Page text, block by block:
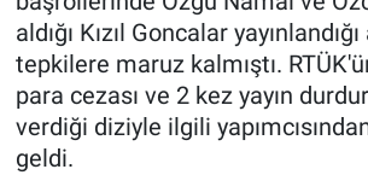
aldığı Kızıl Goncalar
tepkilere maruz kalmıştı.
para cezası ve 2 kez yayın
verdiği diziyle ilgili
geldi.